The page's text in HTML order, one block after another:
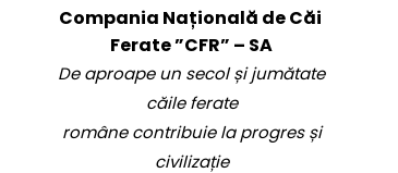
Compania Națională de Căi
Ferate ”CFR” – SA
De aproape un secol și jumătate
căile ferate
române contribuie la progres și
civilizație